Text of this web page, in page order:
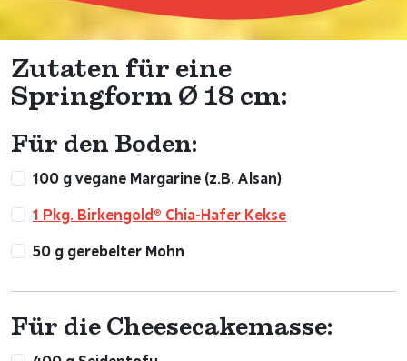
Zutaten für eine
Springform Ø 18 cm:
Für den Boden:
100 g vegane Margarine (z.B. Alsan)
1 Pkg. Birkengold® Chia-Hafer Kekse
50 g gerebelter Mohn
Für die Cheesecakemasse: